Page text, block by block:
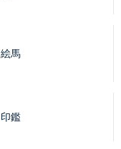
絵馬
印鑑